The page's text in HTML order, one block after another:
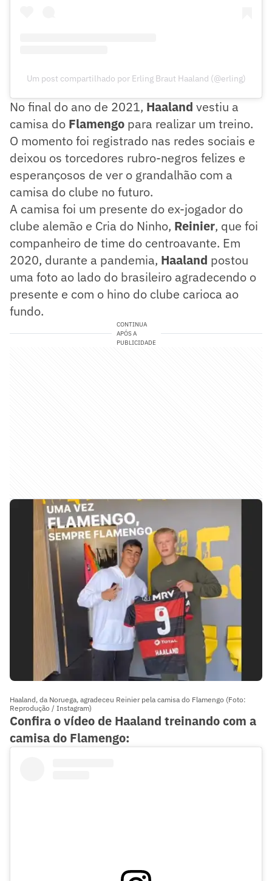
Um post compartilhado por Erling Braut Haaland (@erling)
No final do ano de 2021, Haaland vestiu a
camisa do Flamengo para realizar um treino.
O momento foi registrado nas redes sociais e
deixou os torcedores rubro-negros felizes e
esperançosos de ver o grandalhão com a
camisa do clube no futuro.
A camisa foi um presente do ex-jogador do
clube alemão e Cria do Ninho, Reinier, que foi
companheiro de time do centroavante. Em
2020, durante a pandemia, Haaland postou
uma foto ao lado do brasileiro agradecendo o
presente e com o hino do clube carioca ao
fundo.
CONTINUA
APÓS A
PUBLICIDADE
Haaland, da Noruega, agradeceu Reinier pela camisa do Flamengo (Foto:
Reprodução / Instagram)
Confira o vídeo de Haaland treinando com a
camisa do Flamengo: